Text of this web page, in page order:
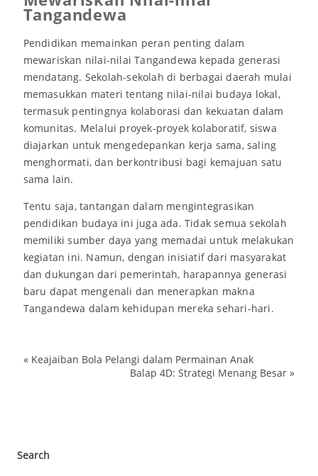
Tangandewa
Pendidikan memainkan peran penting dalam
mewariskan nilai-nilai Tangandewa kepada generasi
mendatang. Sekolah-sekolah di berbagai daerah mulai
memasukkan materi tentang nilai-nilai budaya lokal,
termasuk pentingnya kolaborasi dan kekuatan dalam
komunitas. Melalui proyek-proyek kolaboratif, siswa
diajarkan untuk mengedepankan kerja sama, saling
menghormati, dan berkontribusi bagi kemajuan satu
sama lain.
Tentu saja, tantangan dalam mengintegrasikan
pendidikan budaya ini juga ada. Tidak semua sekolah
memiliki sumber daya yang memadai untuk melakukan
kegiatan ini. Namun, dengan inisiatif dari masyarakat
dan dukungan dari pemerintah, harapannya generasi
baru dapat mengenali dan menerapkan makna
Tangandewa dalam kehidupan mereka sehari-hari.
« Keajaiban Bola Pelangi dalam Permainan Anak
Balap 4D: Strategi Menang Besar »
Search